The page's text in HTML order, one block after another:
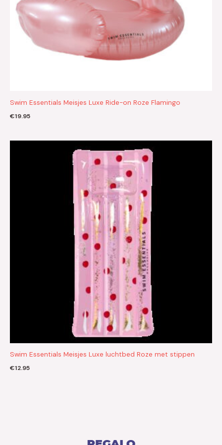
Swim Essentials Meisjes Luxe Ride-on Roze Flamingo
€19.95
Swim Essentials Meisjes Luxe luchtbed Roze met stippen
€12.95